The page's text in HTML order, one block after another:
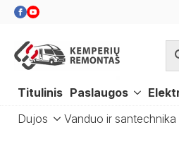
Titulinis Paslaugos
Dujos
Vanduo ir santechnika